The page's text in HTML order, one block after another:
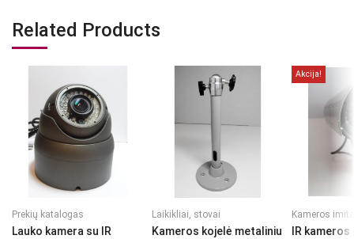
Related Products
Prekių katalogas
Lauko kamera su IR
Laikikliai, stovai
Kameros kojelė metaliniu
Akcija!
Kameros
IR